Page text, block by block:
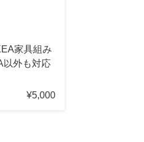
家具組み
以外も対応
¥5,000